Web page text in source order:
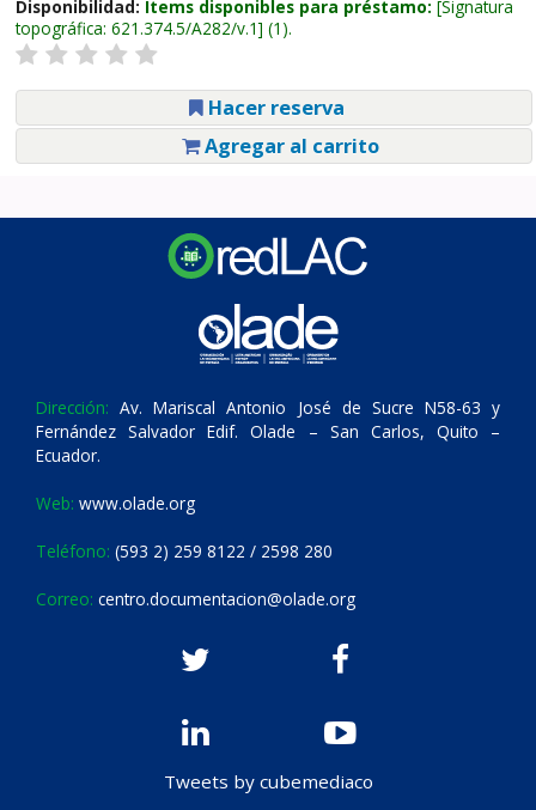
Disponibilidad: Ítems disponibles para préstamo: Signatura
topográfica: 621.374.5/A282/v.1 (1).
Hacer reserva
Agregar al carrito
Dirección: Av. Mariscal Antonio José de Sucre N58-63 y
Fernández Salvador Edif. Olade – San Carlos, Quito –
Ecuador.
Web: www.olade.org
Teléfono: (593 2) 259 8122 / 2598 280
Correo: centro.documentacion@olade.org
Tweets by cubemediaco